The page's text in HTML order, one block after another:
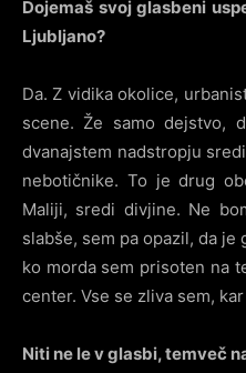
Dojemaš svoj glasbeni
Ljubljano?
Da. Z vidika okolice,
scene. Že samo dejstvo,
dvanajstem nadstropju
nebotičnike. To je drug
Maliji, sredi divjine. Ne
slabše, sem pa opazil, da je
ko morda sem prisoten na
center. Vse se zliva sem,
Niti ne le v glasbi, temveč